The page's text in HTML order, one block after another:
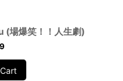
場爆笑！！人生劇)